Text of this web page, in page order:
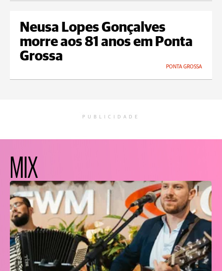
Neusa Lopes Gonçalves
morre aos 81 anos em Ponta
Grossa
PONTA GROSSA
PUBLICIDADE
MIX